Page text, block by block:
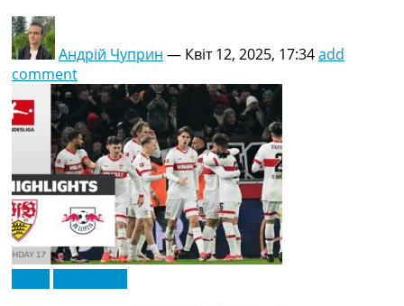
Андрій Чуприн — Квіт 12, 2025, 17:34add
comment